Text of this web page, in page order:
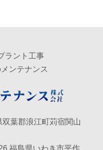
ラント工事
ンテナンス
葉郡浪江町苅宿関山
福島県いわき市平作